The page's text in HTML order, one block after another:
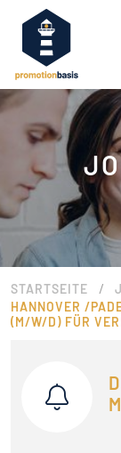
STARTSEITE /
HANNOVER /
(M/W/D) FÜR